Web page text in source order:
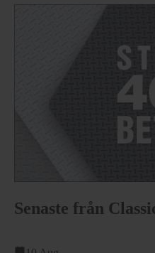
Senaste från